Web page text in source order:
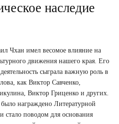
наследие
Чхан имел весомое влияние на
движения нашего края. Его
сыграла важную роль в
как Виктор Савченко,
Виктор Гриценко и других.
было награждено Литературной
поводом для основания